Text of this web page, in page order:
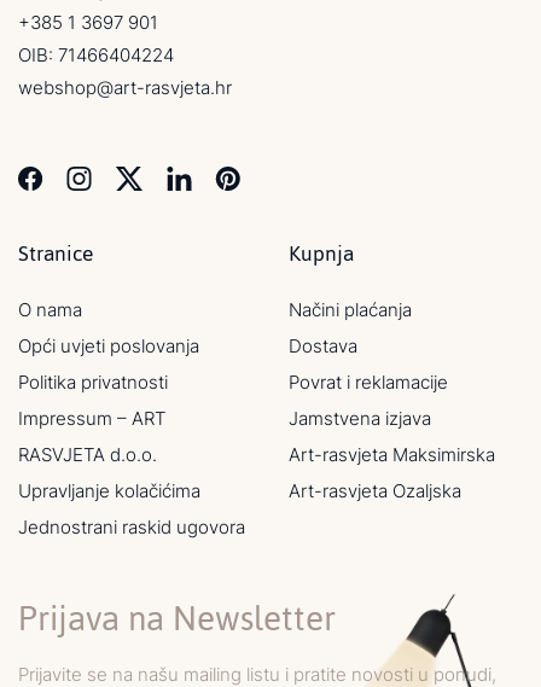
+385 1 3697 901
OIB: 71466404224
webshop@art-rasvjeta.hr
Stranice
O nama
Opći uvjeti poslovanja
Politika privatnosti
Impressum – ART
RASVJETA d.o.o.
Upravljanje kolačićima
Jednostrani raskid ugovora
Kupnja
Načini plaćanja
Dostava
Povrat i reklamacije
Jamstvena izjava
Art-rasvjeta Maksimirska
Art-rasvjeta Ozaljska
Prijava na Newsletter
Prijavite se na našu mailing listu i pratite novosti u ponudi,